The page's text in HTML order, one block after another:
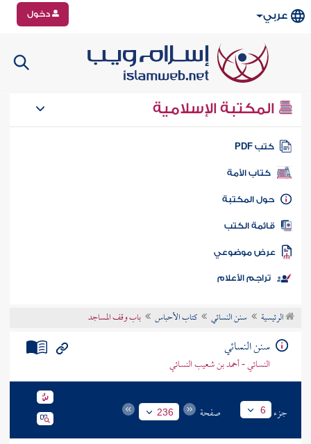
عربي دخول
المكتبة الإسلامية
كتب PDF
كتاب الأمة
المكتبة
الكتب
موضوعي
تراجم الأعلام
الرئيسية سنن النسائي كتاب الأحباس باب وقف المساجد
سنن النسائي
النسائي - أحمد بن شعيب النسائي
جزء 6 صفحة 236